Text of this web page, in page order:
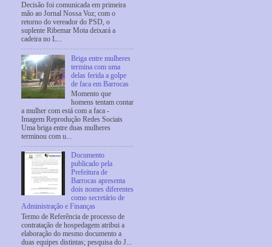
Decisão foi comunicada em primeira
mão ao Jornal Nossa Voz; com o
retorno do vereador do PSD, o
suplente Ribemar Mota deixará a
cadeira no L...
Briga entre mulheres
termina com uma
delas ferida a golpe
de faca em Barrocas
Momento que
homens tentam contar
a mulher com está com a faca -
Imagem Reprodução Redes Sociais
Uma briga entre duas mulheres
terminou com u...
Documento
publicado pela
Prefeitura de
Barrocas apresenta
dois nomes diferentes
como secretário de
Administração e Finanças
Termo de Referência de processo de
contratação de hospedagem atribui a
elaboração do mesmo documento a
duas equipes distintas; pesquisa do J...